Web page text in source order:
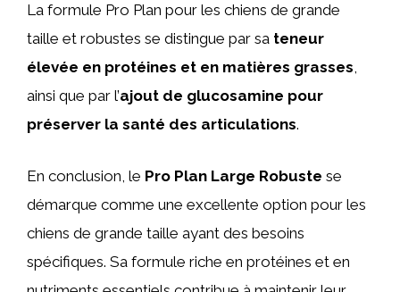
La formule Pro Plan pour les chiens de grande
taille et robustes se distingue par sa teneur
élevée en protéines et en matières grasses,
ainsi que par l’ajout de glucosamine pour
préserver la santé des articulations.
En conclusion, le Pro Plan Large Robuste se
démarque comme une excellente option pour les
chiens de grande taille ayant des besoins
spécifiques. Sa formule riche en protéines et en